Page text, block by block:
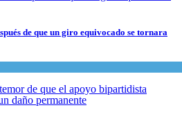
de que un giro equivocado se tornara